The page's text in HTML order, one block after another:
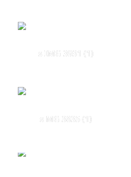
s IMG 3931 (1)
s MG 3835 (1)